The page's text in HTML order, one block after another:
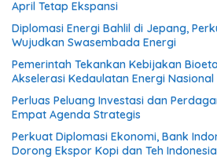
April Tetap Ekspansi
Diplomasi Energi Bahlil di Jepang,
Wujudkan Swasembada Energi
Pemerintah Tekankan Kebijakan
Akselerasi Kedaulatan Energi Nasional
Perluas Peluang Investasi dan
Empat Agenda Strategis
Perkuat Diplomasi Ekonomi, Bank
Dorong Ekspor Kopi dan Teh